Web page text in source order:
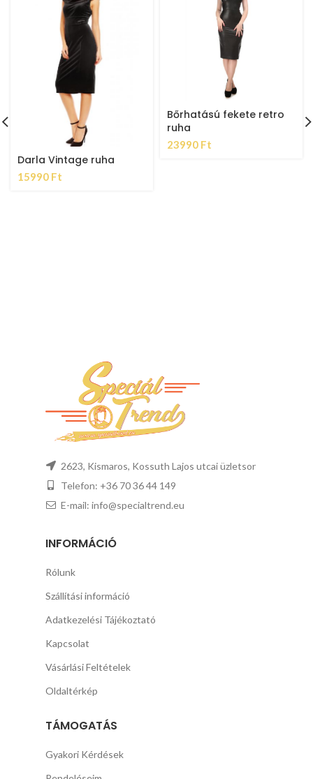
Darla Vintage ruha
15990 Ft
Bőrhatású fekete retro
ruha
23990 Ft
2623, Kismaros, Kossuth Lajos utcai üzletsor
Telefon: +36 70 36 44 149
E-mail: info@specialtrend.eu
INFORMÁCIÓ
Rólunk
Szállítási információ
Adatkezelési Tájékoztató
Kapcsolat
Vásárlási Feltételek
Oldaltérkép
TÁMOGATÁS
Gyakori Kérdések